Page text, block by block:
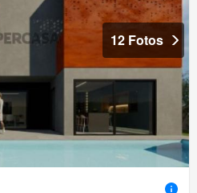
12 Fotos